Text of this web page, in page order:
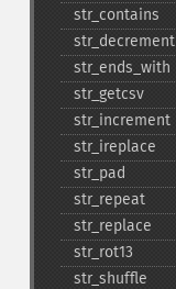
str_​contains
str_​decrement
str_​ends_​with
str_​getcsv
str_​increment
str_​ireplace
str_​pad
str_​repeat
str_​replace
str_​rot13
str_​shuffle